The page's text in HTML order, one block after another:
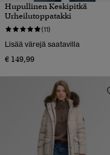
Hupullinen Keskipitkä
Urheilutoppatakki
(11)
Lisää värejä saatavilla
€ 149,99